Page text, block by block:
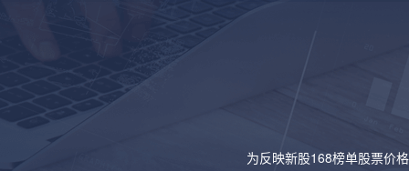
为反映新股168榜单股票价